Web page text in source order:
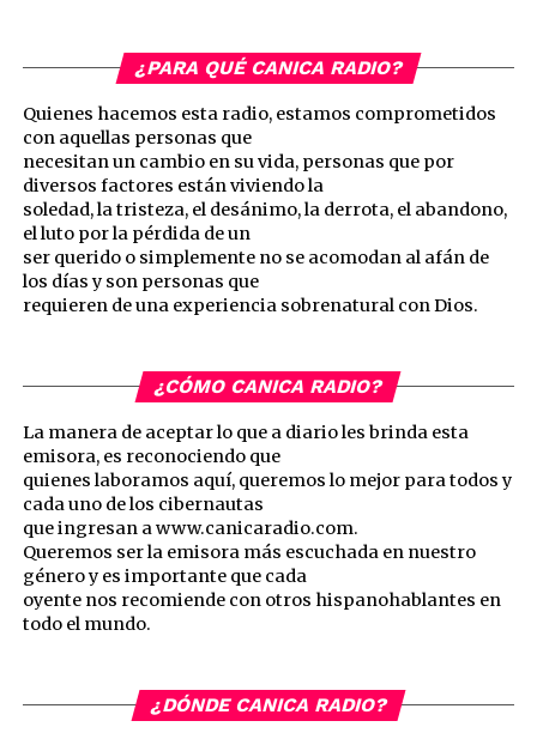
¿PARA QUÉ CANICA RADIO?
Quienes hacemos esta radio, estamos comprometidos
con aquellas personas que
necesitan un cambio en su vida, personas que por
diversos factores están viviendo la
soledad, la tristeza, el desánimo, la derrota, el abandono,
el luto por la pérdida de un
ser querido o simplemente no se acomodan al afán de
los días y son personas que
requieren de una experiencia sobrenatural con Dios.
¿CÓMO CANICA RADIO?
La manera de aceptar lo que a diario les brinda esta
emisora, es reconociendo que
quienes laboramos aquí, queremos lo mejor para todos y
cada uno de los cibernautas
que ingresan a www.canicaradio.com.
Queremos ser la emisora más escuchada en nuestro
género y es importante que cada
oyente nos recomiende con otros hispanohablantes en
todo el mundo.
¿DÓNDE CANICA RADIO?